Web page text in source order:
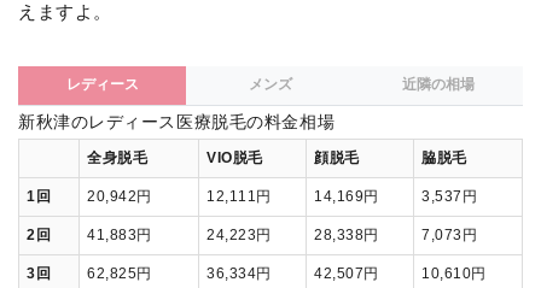
えますよ。
レディース メンズ 近隣の相場
新秋津のレディース医療脱毛の料金相場
全身脱毛 VIO脱毛 顔脱毛 脇脱毛
1回 20,942円 12,111円 14,169円 3,537円
2回 41,883円 24,223円 28,338円 7,073円
3回 62,825円 36,334円 42,507円 10,610円